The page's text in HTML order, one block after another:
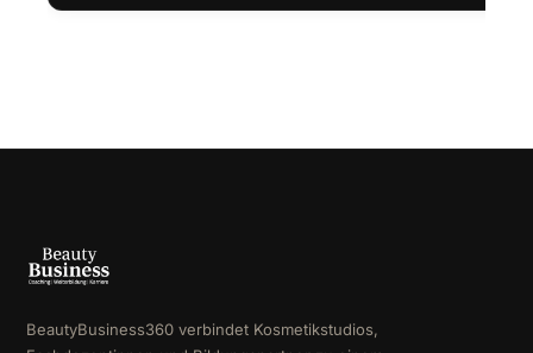
BeautyBusiness360 verbindet Kosmetikstudios,